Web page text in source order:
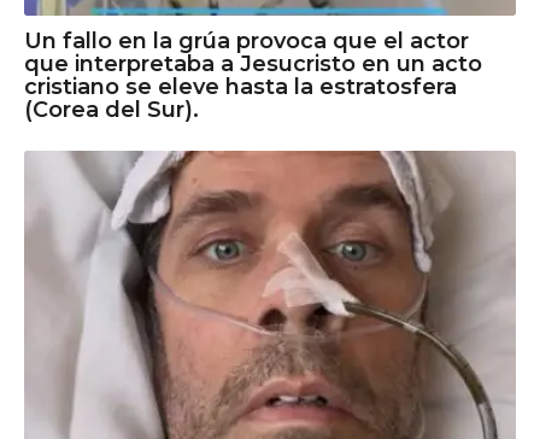
Un fallo en la grúa provoca que el actor
que interpretaba a Jesucristo en un acto
cristiano se eleve hasta la estratosfera
(Corea del Sur).